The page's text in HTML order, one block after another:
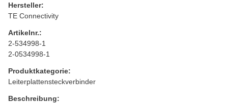
Hersteller:
TE Connectivity
Artikelnr.:
2-534998-1
2-0534998-1
Produktkategorie:
Leiterplattensteckverbinder
Beschreibung: